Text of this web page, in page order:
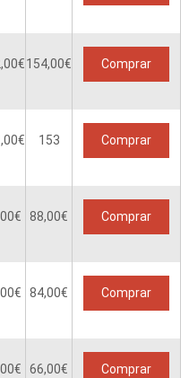
€154,00€ Comprar
€ 153 Comprar
€ 88,00€ Comprar
€ 84,00€ Comprar
€ 66,00€ Comprar